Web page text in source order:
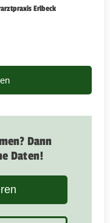
Erlbeck
Dann
Daten!